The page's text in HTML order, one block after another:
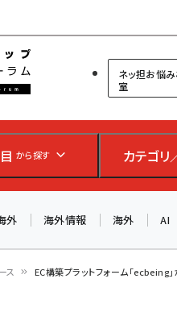
ネットショップ担当者フ
ネッ担お悩
室
から探す カテゴリ
外 海外情報 海外 AI
ス EC構築プラットフォーム「ecbeing